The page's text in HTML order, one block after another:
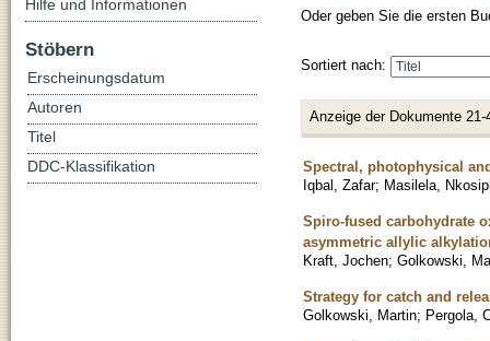
Oder geben Sie die ersten
Sortiert nach:
Anzeige der Dokumente 21-
Spectral, photophysical
Iqbal, Zafar; Masilela,
Spiro-fused carbohydrate
asymmetric allylic
Kraft, Jochen; Golkowski,
Strategy for catch and
Golkowski, Martin; Pergola,
Hilfe und Informationen
Stöbern
Erscheinungsdatum
Autoren
Titel
DDC-Klassifikation